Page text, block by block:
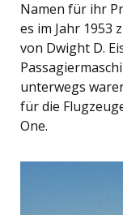
Namen für ihr
es im Jahr 1953
von Dwight D.
unterwegs
für die
One.